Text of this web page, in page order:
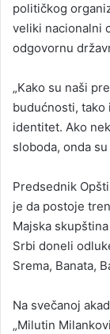
političkog
veliki nacionalni
odgovornu
„Kako su naši
budućnosti, tako
identitet. Ako
sloboda, onda
Predsednik
je da postoje
Majska
Srbi doneli
Srema, Banata,
Na svečanoj
„Milutin